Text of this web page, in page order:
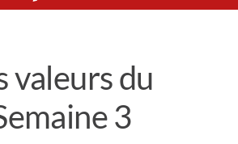
valeurs du
3